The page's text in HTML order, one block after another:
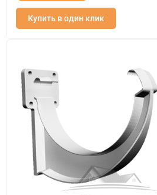
Купить в один клик